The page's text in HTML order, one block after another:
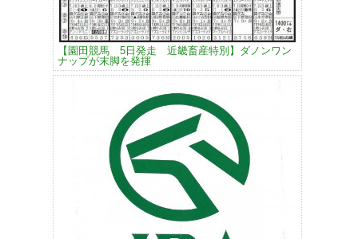
【園田競馬 5日発走 近畿畜産特別】ダノンワン
ナップが末脚を発揮